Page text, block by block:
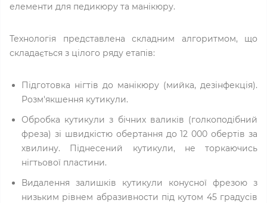
елементи для педикюру та манікюру.
Технологія представлена складним алгоритмом, що
складається з цілого ряду етапів:
Підготовка нігтів до манікюру (мийка, дезінфекція).
Розм'якшення кутикули.
Обробка кутикули з бічних валиків (голкоподібний
фреза) зі швидкістю обертання до 12 000 обертів за
хвилину. Піднесений кутикули, не торкаючись
нігтьової пластини.
Видалення залишків кутикули конусної фрезою з
низьким рівнем абразивности під кутом 45 градусів